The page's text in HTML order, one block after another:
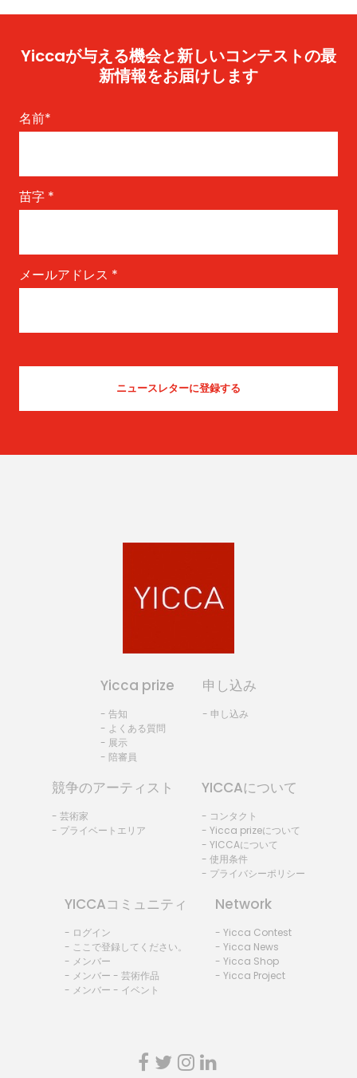
Yiccaが与える機会と新しいコンテストの最
新情報をお届けします
名前*
苗字 *
メールアドレス *
Yicca prize
- 告知
- よくある質問
- 展示
- 陪審員
申し込み
- 申し込み
競争のアーティスト
- 芸術家
- プライベートエリア
YICCAについて
- コンタクト
- Yicca prizeについて
- YICCAについて
- 使用条件
- プライバシーポリシー
YICCAコミュニティ
- ログイン
- ここで登録してください。
- メンバー
- メンバー - 芸術作品
- メンバー - イベント
Network
- Yicca Contest
- Yicca News
- Yicca Shop
- Yicca Project